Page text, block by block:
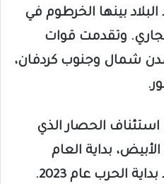
بينها الخرطوم في
وتقدمت قوات
شمال وجنوب كردفان،
الحصار الذي
بداية العام
الحرب عام 2023.